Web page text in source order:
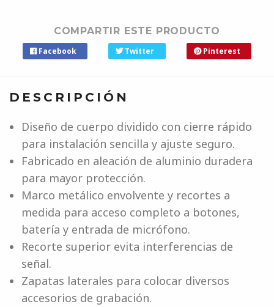
COMPARTIR ESTE PRODUCTO
Facebook Twitter Pinterest
DESCRIPCIÓN
Diseño de cuerpo dividido con cierre rápido
para instalación sencilla y ajuste seguro.
Fabricado en aleación de aluminio duradera
para mayor protección.
Marco metálico envolvente y recortes a
medida para acceso completo a botones,
batería y entrada de micrófono.
Recorte superior evita interferencias de
señal.
Zapatas laterales para colocar diversos
accesorios de grabación.